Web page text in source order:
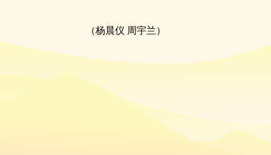
（杨晨仪 周宇兰）